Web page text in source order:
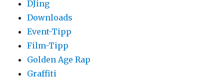
DJing
Downloads
Event-Tipp
Film-Tipp
Golden Age Rap
Graffiti